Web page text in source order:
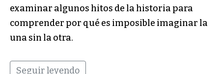
examinar algunos hitos de la historia para
comprender por qué es imposible imaginar la
una sin la otra.
Seguir leyendo